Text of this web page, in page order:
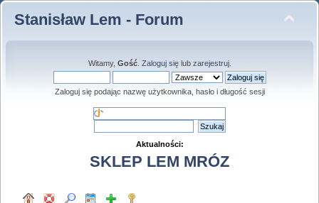
Stanisław Lem - Forum
Witamy, Gość. Zaloguj sięlub zarejestruj.
Zaloguj się podając nazwę użytkownika, hasło i długość sesji
Aktualności:
SKLEP LEM MRÓZ